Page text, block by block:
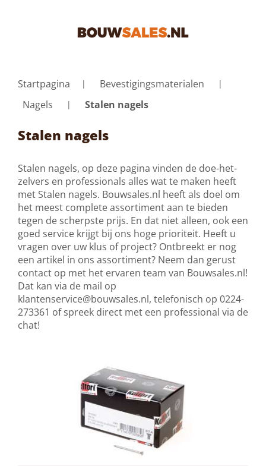
Startpagina
Bevestigingsmaterialen
Nagels
Stalen nagels
Stalen nagels
Stalen nagels, op deze pagina vinden de doe-het-
zelvers en professionals alles wat te maken heeft
met Stalen nagels. Bouwsales.nl heeft als doel om
het meest complete assortiment aan te bieden
tegen de scherpste prijs. En dat niet alleen, ook een
goed service krijgt bij ons hoge prioriteit. Heeft u
vragen over uw klus of project? Ontbreekt er nog
een artikel in ons assortiment? Neem dan gerust
contact op met het ervaren team van Bouwsales.nl!
Dat kan via de mail op
klantenservice@bouwsales.nl, telefonisch op 0224-
273361 of spreek direct met een professional via de
chat!